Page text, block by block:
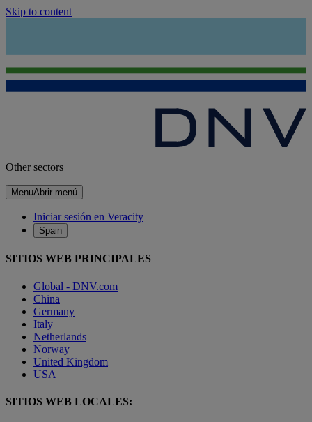
Skip to content
Other sectors
MenuAbrir menú
Iniciar sesión en Veracity
Spain
SITIOS WEB PRINCIPALES
Global - DNV.com
China
Germany
Italy
Netherlands
Norway
United Kingdom
USA
SITIOS WEB LOCALES: